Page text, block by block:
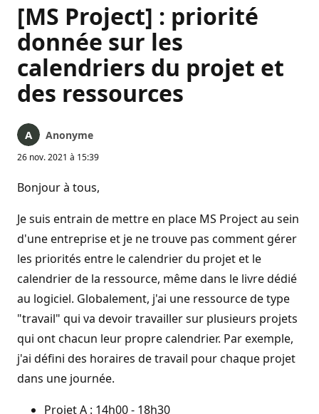
[MS Project] : priorité
donnée sur les
calendriers du projet et
des ressources
Anonyme
26 nov. 2021 à 15:39
Bonjour à tous,
Je suis entrain de mettre en place MS Project au sein
d'une entreprise et je ne trouve pas comment gérer
les priorités entre le calendrier du projet et le
calendrier de la ressource, même dans le livre dédié
au logiciel. Globalement, j'ai une ressource de type
"travail" qui va devoir travailler sur plusieurs projets
qui ont chacun leur propre calendrier. Par exemple,
j'ai défini des horaires de travail pour chaque projet
dans une journée.
Projet A : 14h00 - 18h30